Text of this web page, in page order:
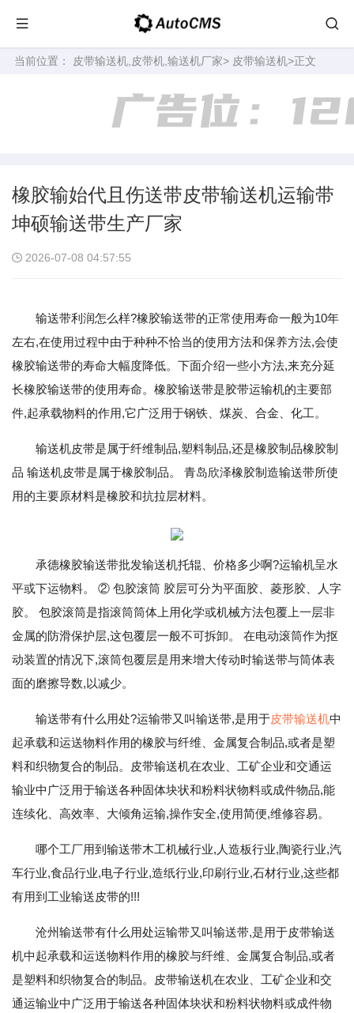
当前位置： 皮带输送机,皮带机,输送机厂家> 皮带输送机>正文
橡胶输始代且伤送带皮带输送机运输带
坤硕输送带生产厂家
2026-07-08 04:57:55
输送带利润怎么样?橡胶输送带的正常使用寿命一般为10年
左右,在使用过程中由于种种不恰当的使用方法和保养方法,会使
橡胶输送带的寿命大幅度降低。下面介绍一些小方法,来充分延
长橡胶输送带的使用寿命。橡胶输送带是胶带运输机的主要部
件,起承载物料的作用,它广泛用于钢铁、煤炭、合金、化工。
输送机皮带是属于纤维制品,塑料制品,还是橡胶制品橡胶制
品 输送机皮带是属于橡胶制品。 青岛欣泽橡胶制造输送带所使
用的主要原材料是橡胶和抗拉层材料。
承德橡胶输送带批发输送机托辊、价格多少啊?运输机呈水
平或下运物料。 ② 包胶滚筒 胶层可分为平面胶、菱形胶、人字
胶。 包胶滚筒是指滚筒筒体上用化学或机械方法包覆上一层非
金属的防滑保护层,这包覆层一般不可拆卸。 在电动滚筒作为抠
动装置的情况下,滚筒包覆层是用来增大传动时输送带与筒体表
面的磨擦导数,以减少。
输送带有什么用处?运输带又叫输送带,是用于皮带输送机中
起承载和运送物料作用的橡胶与纤维、金属复合制品,或者是塑
料和织物复合的制品。皮带输送机在农业、工矿企业和交通运
输业中广泛用于输送各种固体块状和粉料状物料或成件物品,能
连续化、高效率、大倾角运输,操作安全,使用简便,维修容易。
哪个工厂用到输送带木工机械行业,人造板行业,陶瓷行业,汽
车行业,食品行业,电子行业,造纸行业,印刷行业,石材行业,这些都
有用到工业输送皮带的!!!
沧州输送带有什么用处运输带又叫输送带,是用于皮带输送
机中起承载和运送物料作用的橡胶与纤维、金属复合制品,或者
是塑料和织物复合的制品。皮带输送机在农业、工矿企业和交
通运输业中广泛用于输送各种固体块状和粉料状物料或成件物